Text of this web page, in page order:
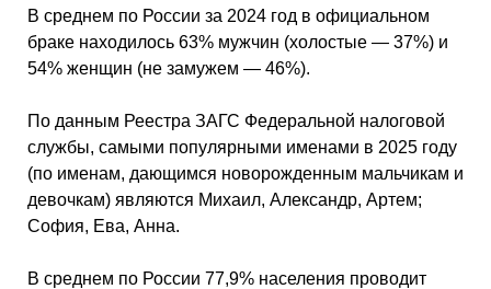
В среднем по России за 2024 год в официальном
браке находилось 63% мужчин (холостые — 37%) и
54% женщин (не замужем — 46%).
По данным Реестра ЗАГС Федеральной налоговой
службы, самыми популярными именами в 2025 году
(по именам, дающимся новорожденным мальчикам и
девочкам) являются Михаил, Александр, Артем;
София, Ева, Анна.
В среднем по России 77,9% населения проводит